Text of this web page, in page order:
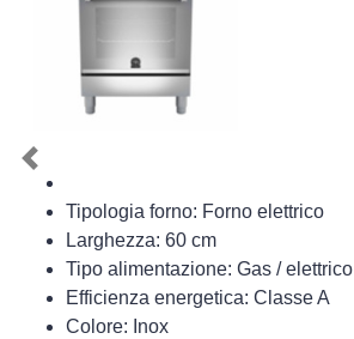
Tipologia forno: Forno elettrico
Larghezza: 60 cm
Tipo alimentazione: Gas / elettrico
Efficienza energetica: Classe A
Colore: Inox
Previous